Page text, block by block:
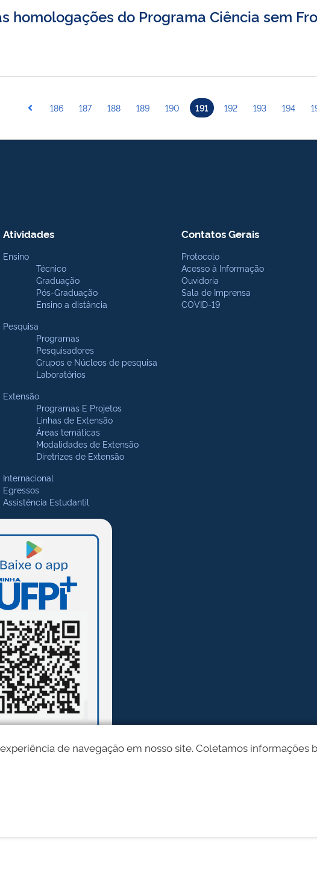
homologações do Programa Ciência sem
186 187 188 189 190 191 192 193 194
Atividades
Ensino
Técnico
Graduação
Pós-Graduação
Ensino a distância
Pesquisa
Programas
Pesquisadores
Grupos e Núcleos de pesquisa
Laboratórios
Extensão
Programas E Projetos
Linhas de Extensão
Áreas temáticas
Modalidades de Extensão
Diretrizes de Extensão
Internacional
Egressos
Assistência Estudantil
Contatos Gerais
Protocolo
Acesso à Informação
Ouvidoria
Sala de Imprensa
COVID-19
de navegação em nosso site. Coletamos informações